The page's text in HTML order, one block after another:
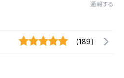
通報する
(189)